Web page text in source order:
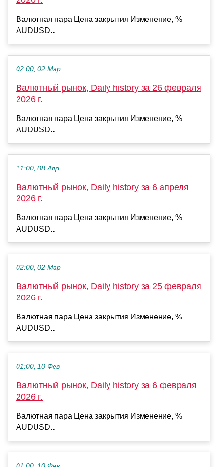
Валютная пара Цена закрытия Изменение, %
AUDUSD...
02:00, 02 Мар
Валютный рынок, Daily history за 26 февраля
2026 г.
Валютная пара Цена закрытия Изменение, %
AUDUSD...
11:00, 08 Апр
Валютный рынок, Daily history за 6 апреля
2026 г.
Валютная пара Цена закрытия Изменение, %
AUDUSD...
02:00, 02 Мар
Валютный рынок, Daily history за 25 февраля
2026 г.
Валютная пара Цена закрытия Изменение, %
AUDUSD...
01:00, 10 Фев
Валютный рынок, Daily history за 6 февраля
2026 г.
Валютная пара Цена закрытия Изменение, %
AUDUSD...